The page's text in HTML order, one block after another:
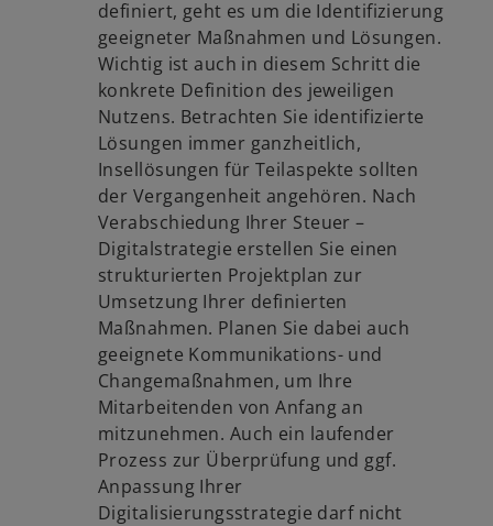
definiert, geht es um die Identifizierung
geeigneter Maßnahmen und Lösungen.
Wichtig ist auch in diesem Schritt die
konkrete Definition des jeweiligen
Nutzens. Betrachten Sie identifizierte
Lösungen immer ganzheitlich,
Insellösungen für Teilaspekte sollten
der Vergangenheit angehören. Nach
Verabschiedung Ihrer Steuer –
Digitalstrategie erstellen Sie einen
strukturierten Projektplan zur
Umsetzung Ihrer definierten
Maßnahmen. Planen Sie dabei auch
geeignete Kommunikations- und
Changemaßnahmen, um Ihre
Mitarbeitenden von Anfang an
mitzunehmen. Auch ein laufender
Prozess zur Überprüfung und ggf.
Anpassung Ihrer
Digitalisierungsstrategie darf nicht